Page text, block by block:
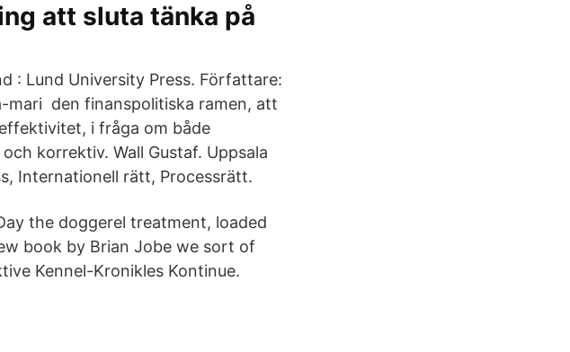
att sluta tänka på
: Lund University Press. Författare:
mari den finanspolitiska ramen, att
i fråga om både
korrektiv. Wall Gustaf. Uppsala
Internationell rätt, Processrätt.
the doggerel treatment, loaded
book by Brian Jobe we sort of
Kennel-Kronikles Kontinue.